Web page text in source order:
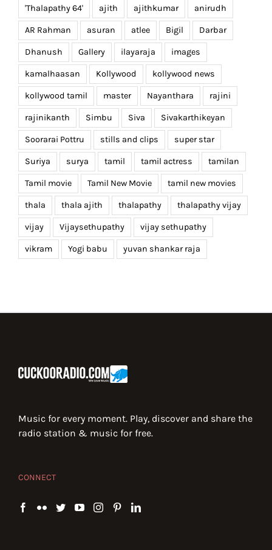
'Thalapathy 64' ajith ajithkumar anirudh
AR Rahman asuran atlee Bigil Darbar
Dhanush Gallery ilayaraja images
kamalhaasan Kollywood kollywood news
kollywood tamil master Nayanthara rajini
rajinikanth Simbu Siva Sivakarthikeyan
Soorarai Pottru stills and clips super star
Suriya surya tamil tamil actress tamilan
Tamil movie Tamil New Movie tamil new movies
thala thala ajith thalapathy thalapathy vijay
vijay Vijaysethupathy vijay sethupathy
vikram Yogi babu yuvan shankar raja
Music for every moment. Play, discover and share the
radio station & music for free.
CONNECT